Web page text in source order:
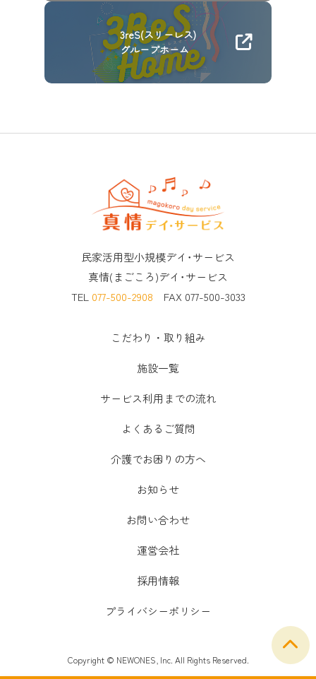
3reS(スリーレス)
グループホーム
民家活用型小規模デイ･サービス
真情(まごころ)デイ･サービス
TEL 077-500-2908 FAX 077-500-3033
こだわり・取り組み
施設一覧
サービス利用までの流れ
よくあるご質問
介護でお困りの方へ
お知らせ
お問い合わせ
運営会社
採用情報
プライバシーポリシー
Copyright © NEWONES, Inc. All Rights Reserved.